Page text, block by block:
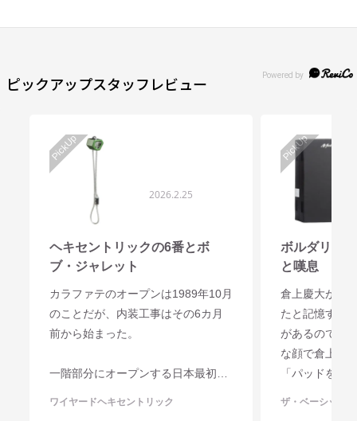
ピックアップスタッフレビュー
2026.2.25
ヘキセントリックの6番とボ
ブ・ジャレット
カラファテのオープンは1989年10月
のことだが、内装工事はその6カ月
前から始まった。
一階部分にオープンする日本最初の
ワイヤードヘキセントリック
ボルダリン
と嘆息
倉上慶大が入
たと記憶する
があるのです
な顔で倉上が
「パッドを売
ザ・ベーシック